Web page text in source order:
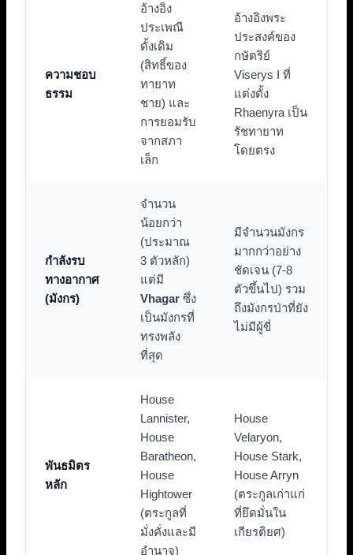
ความชอบ
ธรรม
อ้างอิง
ประเพณี
ดั้งเดิม
(สิทธิ์ของ
ทายาท
ชาย) และ
การยอมรับ
จากสภา
เล็ก
อ้างอิงพระ
ประสงค์ของ
กษัตริย์
Viserys I ที่
แต่งตั้ง
Rhaenyra เป็น
รัชทายาท
โดยตรง
กำลังรบ
ทางอากาศ
(มังกร)
จำนวน
น้อยกว่า
(ประมาณ
3 ตัวหลัก)
แต่มี
Vhagar ซึ่ง
เป็นมังกรที่
ทรงพลัง
ที่สุด
มีจำนวนมังกร
มากกว่าอย่าง
ชัดเจน (7-8
ตัวขึ้นไป) รวม
ถึงมังกรป่าที่ยัง
ไม่มีผู้ขี่
พันธมิตร
หลัก
House
Lannister,
House
Baratheon,
House
Hightower
(ตระกูลที่
มั่งคั่งและมี
อำนาจ)
House
Velaryon,
House Stark,
House Arryn
(ตระกูลเก่าแก่
ที่ยึดมั่นใน
เกียรติยศ)